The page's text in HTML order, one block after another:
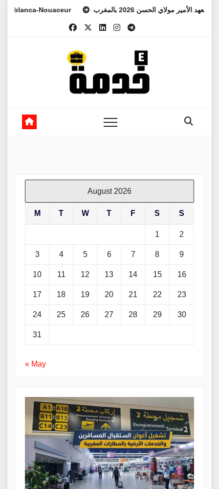
SkipNouaceur ولي العهد الأمير مولاي الحسن 2026 بالمغرب
August 2026
M T W T F S S
1 2
3 4 5 6 7 8 9
10 11 12 13 14 15 16
17 18 19 20 21 22 23
24 25 26 27 28 29 30
31
« May